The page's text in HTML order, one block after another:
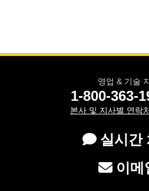
영업 & 기술
1-800-363-
본사 및 지사별 연락
실시간
이메